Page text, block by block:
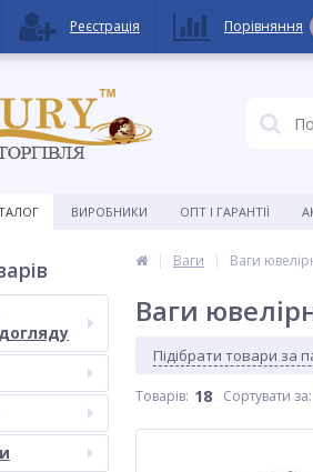
ВИРОБНИКИ ОПТ І ГАРАНТІЇ
Ваги Ваги
Ваги
Підібрати товари за
Товарів: 18 Сортувати за:
Реєстрація Порівняння